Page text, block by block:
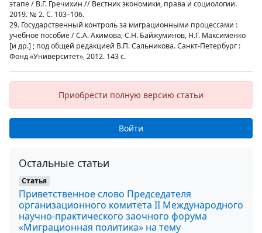
этапе / В.Г. Гречихин // Вестник экономики, права и социологии.
2019. № 2. С. 103–106.
29. Государственный контроль за миграционными процессами :
учебное пособие / С.А. Акимова, С.Н. Байжуминов, Н.Г. Максименко
[и др.] ; под общей редакцией В.П. Сальникова. Санкт-Петербург :
Фонд «Университет», 2012. 143 с.
Приобрести полную версию статьи
Войти
Остальные статьи
Статья
Приветственное слово Председателя
организационного комитета II Международного
научно-практического заочного форума
«Миграционная политика» на тему